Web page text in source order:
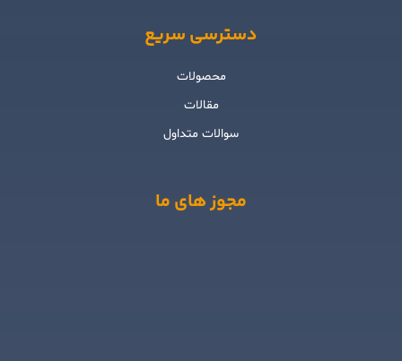
دسترسی سریع
محصولات
مقالات
سوالات متداول
مجوز های ما